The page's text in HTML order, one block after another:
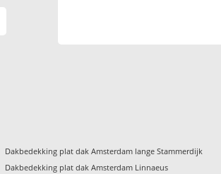
Dakbedekking plat dak Amsterdam lange Stammerdijk
Dakbedekking plat dak Amsterdam Linnaeus